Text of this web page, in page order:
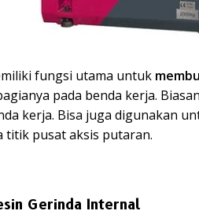
fungsi utama untuk
pada benda kerja.
kerja. Bisa juga digunakan
titik pusat aksis putaran.
Gerinda Internal